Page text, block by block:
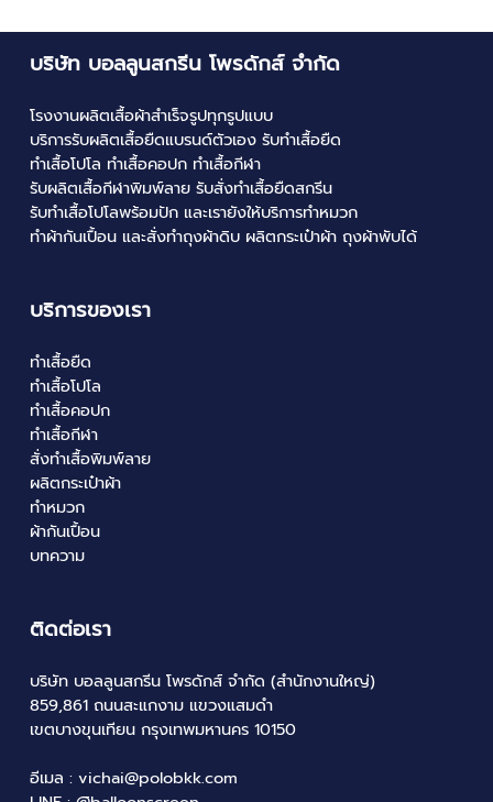
บริษัท บอลลูนสกรีน โพรดักส์ จำกัด
โรงงานผลิตเสื้อผ้าสำเร็จรูปทุกรูปแบบ
บริการรับผลิตเสื้อยืดแบรนด์ตัวเองรับทำเสื้อยืด
ทำเสื้อโปโล ทำเสื้อคอปก ทำเสื้อกีฬา
รับผลิตเสื้อกีฬาพิมพ์ลาย รับสั่งทําเสื้อยืดสกรีน
รับทําเสื้อโปโลพร้อมปักและเรายังให้บริการทำหมวก
ทำผ้ากันเปื้อน และสั่งทำถุงผ้าดิบ ผลิตกระเป๋าผ้าถุงผ้าพับได้
บริการของเรา
ทำเสื้อยืด
ทำเสื้อโปโล
ทำเสื้อคอปก
ทำเสื้อกีฬา
สั่งทำเสื้อพิมพ์ลาย
ผลิตกระเป๋าผ้า
ทำหมวก
ผ้ากันเปื้อน
บทความ
ติดต่อเรา
บริษัท บอลลูนสกรีน โพรดักส์ จำกัด (สำนักงานใหญ่)
859,861 ถนนสะแกงาม แขวงแสมดำ
เขตบางขุนเทียน กรุงเทพมหานคร 10150
อีเมล : vichai@polobkk.com